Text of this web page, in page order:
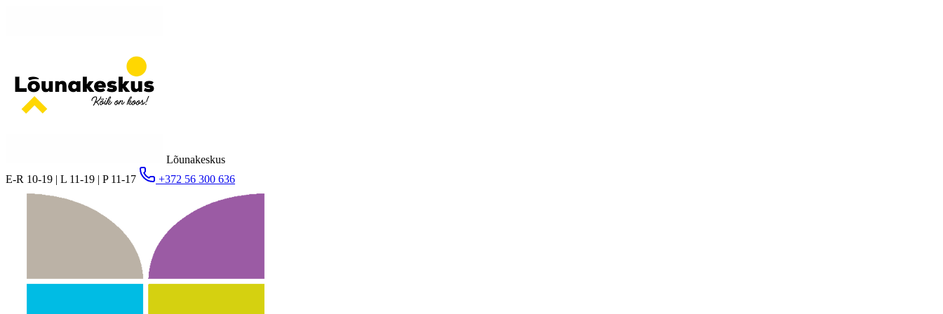
Lõunakeskus
E-R 10-19 | L 11-19 | P 11-17
+372 56 300 636